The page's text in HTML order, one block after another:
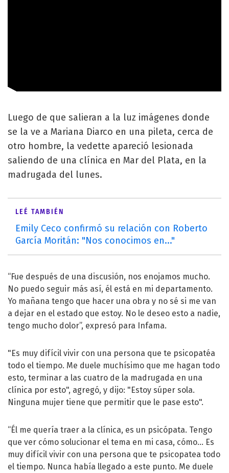
Luego de que salieran a la luz imágenes donde
se la ve a Mariana Diarco en una pileta, cerca de
otro hombre, la vedette apareció lesionada
saliendo de una clínica en Mar del Plata, en la
madrugada del lunes.
LEÉ TAMBIÉN
Emily Ceco confirmó su relación con Roberto
García Moritán: "Nos conocimos en..."
“Fue después de una discusión, nos enojamos mucho.
No puedo seguir más así, él está en mi departamento.
Yo mañana tengo que hacer una obra y no sé si me van
a dejar en el estado que estoy. No le deseo esto a nadie,
tengo mucho dolor”, expresó para Infama.
"Es muy difícil vivir con una persona que te psicopatéa
todo el tiempo. Me duele muchísimo que me hagan todo
esto, terminar a las cuatro de la madrugada en una
clínica por esto", agregó, y dijo: "Estoy súper sola.
Ninguna mujer tiene que permitir que le pase esto".
“Él me quería traer a la clínica, es un psicópata. Tengo
que ver cómo solucionar el tema en mi casa, cómo… Es
muy difícil vivir con una persona que te psicopatea todo
el tiempo. Nunca había llegado a este punto. Me duele